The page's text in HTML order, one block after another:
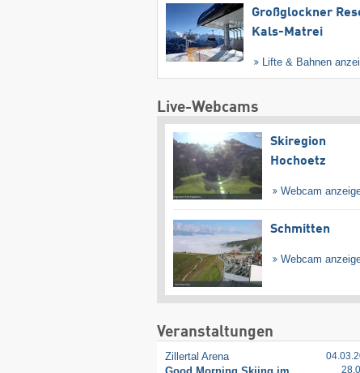
Großglockner
Kals-Matrei
Lifte & Bahnen
Live-Webcams
Skiregion
Hochoetz
Webcam
Schmitten
Webcam
Veranstaltungen
Zillertal Arena